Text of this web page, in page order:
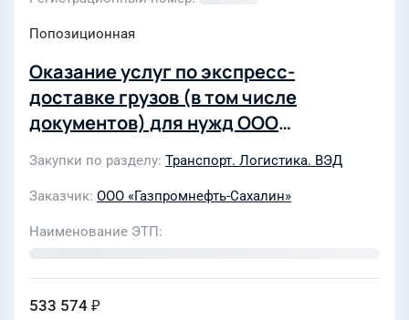
Попозиционная
Оказание услуг по экспресс-
доставке грузов (в том числе
документов) для нужд ООО
Закупки по разделу Транспорт. Логистика. ВЭД
Заказчик ООО «Газпромнефть-Сахалин»
Наименование ЭТП
533 574 ₽